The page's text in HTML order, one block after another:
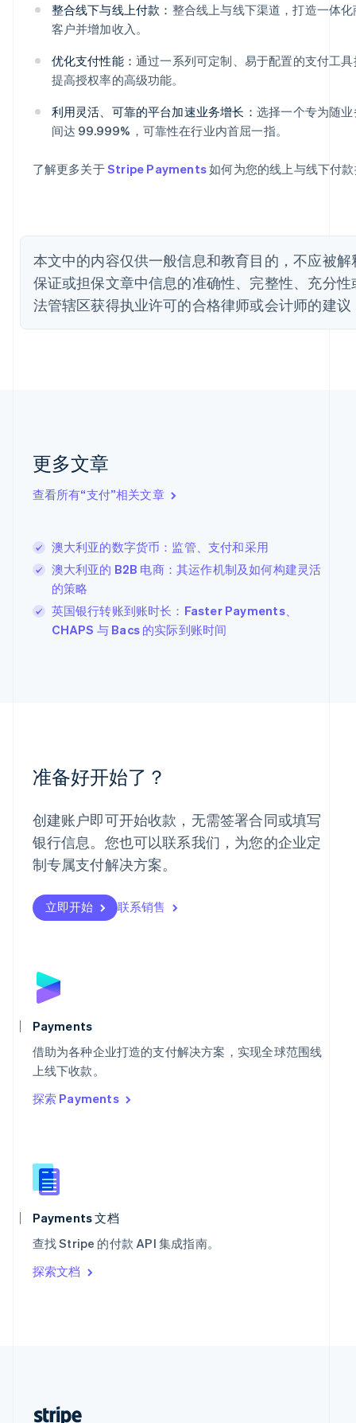
整合线下与线上付款： 整合线上与线下渠道，打造一体
客户并增加收入。
优化支付性能： 通过一系列可定制、易于配置的支付工
提高授权率的高级功能。
利用灵活、可靠的平台加速业务增长： 选择一个专为随
间达 99.999%，可靠性在行业内首屈一指。
了解更多关于Stripe Payments如何为您的线上与线下付
本文中的内容仅供一般信息和教育目的，不应被
保证或担保文章中信息的准确性、完整性、充分
法管辖区获得执业许可的合格律师或会计师的建
更多文章
查看所有“支付”相关文章
澳大利亚的数字货币：监管、支付和采用
澳大利亚的 B2B 电商：其运作机制及如何构建灵活
的策略
英国银行转账到账时长：Faster Payments、
CHAPS 与 Bacs 的实际到账时间
准备好开始了？
创建账户即可开始收款，无需签署合同或填写
银行信息。您也可以联系我们，为您的企业定
制专属支付解决方案。
立即开始 联系销售
Payments
借助为各种企业打造的支付解决方案，实现全球范围线
上线下收款。
探索 Payments
Payments 文档
查找 Stripe 的付款 API 集成指南。
探索文档
English
奥地利
澳大利亚
English
Português English
保加利亚
NederlandsFrançaisDeutschEnglish
English
德国
Deutsch English
法国
FrançaisEnglish
克罗地亚
English Italiano
English
列支敦士登
DeutschEnglish
卢森堡
Français
罗马尼亚
English
挪威
Português English
日本
日本語 English
瑞典
瑞士
DeutschFrançais
English
斯洛文尼亚
泰国
ไทยEnglish
希腊
English
西班牙
新西兰
English
匈牙利
English
ItalianoEnglish
English